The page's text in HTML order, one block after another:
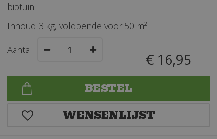
biotuin.
Inhoud 3 kg, voldoende voor 50 m².
€ 16,95
Aantal